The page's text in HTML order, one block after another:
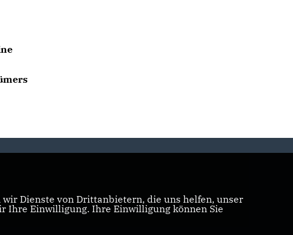
Dienste von Drittanbietern, die uns helfen, unser
Ihre Einwilligung. Ihre Einwilligung können Sie